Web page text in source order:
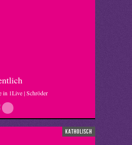
in 1Live | Schröder
katholisch